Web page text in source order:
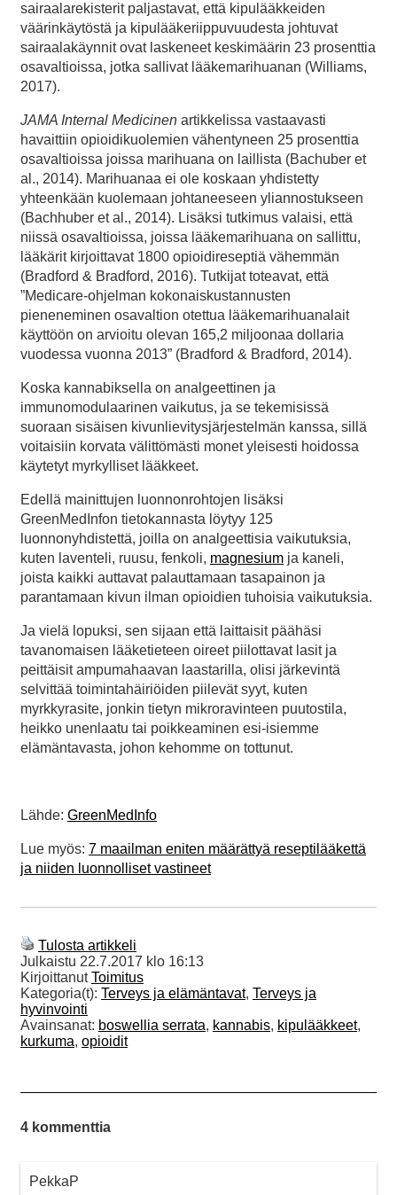
sairaalarekisterit paljastavat, että kipulääkkeiden
väärinkäytöstä ja kipulääkeriippuvuudesta johtuvat
sairaalakäynnit ovat laskeneet keskimäärin 23 prosenttia
osavaltioissa, jotka sallivat lääkemarihuanan (Williams,
2017).
JAMA Internal Medicinen artikkelissa vastaavasti
havaittiin opioidikuolemien vähentyneen 25 prosenttia
osavaltioissa joissa marihuana on laillista (Bachuber et
al., 2014). Marihuanaa ei ole koskaan yhdistetty
yhteenkään kuolemaan johtaneeseen yliannostukseen
(Bachhuber et al., 2014). Lisäksi tutkimus valaisi, että
niissä osavaltioissa, joissa lääkemarihuana on sallittu,
lääkärit kirjoittavat 1800 opioidireseptiä vähemmän
(Bradford & Bradford, 2016). Tutkijat toteavat, että
”Medicare-ohjelman kokonaiskustannusten
pieneneminen osavaltion otettua lääkemarihuanalait
käyttöön on arvioitu olevan 165,2 miljoonaa dollaria
vuodessa vuonna 2013” (Bradford & Bradford, 2014).
Koska kannabiksella on analgeettinen ja
immunomodulaarinen vaikutus, ja se tekemisissä
suoraan sisäisen kivunlievitysjärjestelmän kanssa, sillä
voitaisiin korvata välittömästi monet yleisesti hoidossa
käytetyt myrkylliset lääkkeet.
Edellä mainittujen luonnonrohtojen lisäksi
GreenMedInfon tietokannasta löytyy 125
luonnonyhdistettä, joilla on analgeettisia vaikutuksia,
kuten laventeli, ruusu, fenkoli, magnesium ja kaneli,
joista kaikki auttavat palauttamaan tasapainon ja
parantamaan kivun ilman opioidien tuhoisia vaikutuksia.
Ja vielä lopuksi, sen sijaan että laittaisit päähäsi
tavanomaisen lääketieteen oireet piilottavat lasit ja
peittäisit ampumahaavan laastarilla, olisi järkevintä
selvittää toimintahäiriöiden piilevät syyt, kuten
myrkkyrasite, jonkin tietyn mikroravinteen puutostila,
heikko unenlaatu tai poikkeaminen esi-isiemme
elämäntavasta, johon kehomme on tottunut.
Lähde: GreenMedInfo
Lue myös: 7 maailman eniten määrättyä reseptilääkettä
ja niiden luonnolliset vastineet
Tulosta artikkeli
Julkaistu 22.7.2017 klo 16:13
KirjoittanutToimitus
Kategoria(t): Terveys ja elämäntavat, Terveys ja
hyvinvointi
Avainsanat: boswellia serrata, kannabis, kipulääkkeet,
kurkuma, opioidit
4 kommenttia
PekkaP